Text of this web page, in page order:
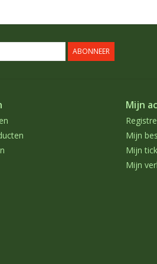
ABONNEER
Mijn
Mijn
Mijn
Mijn